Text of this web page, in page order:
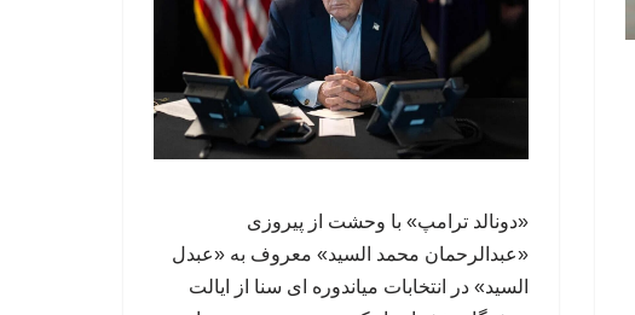
«دونالد ترامپ» با وحشت از پیروزی
«عبدالرحمان محمد السید» معروف به «عبدل
السید» در انتخابات میاندوره ای سنا از ایالت